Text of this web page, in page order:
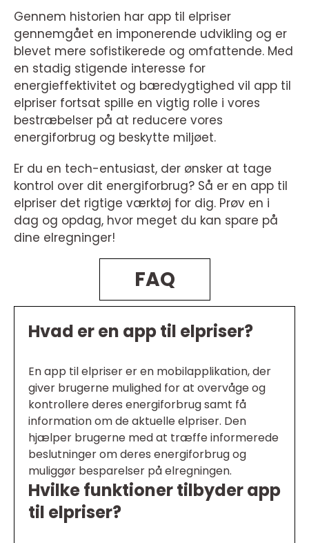
Gennem historien har app til elpriser
gennemgået en imponerende udvikling og er
blevet mere sofistikerede og omfattende. Med
en stadig stigende interesse for
energieffektivitet og bæredygtighed vil app til
elpriser fortsat spille en vigtig rolle i vores
bestræbelser på at reducere vores
energiforbrug og beskytte miljøet.
Er du en tech-entusiast, der ønsker at tage
kontrol over dit energiforbrug? Så er en app til
elpriser det rigtige værktøj for dig. Prøv en i
dag og opdag, hvor meget du kan spare på
dine elregninger!
FAQ
Hvad er en app til elpriser?
En app til elpriser er en mobilapplikation, der
giver brugerne mulighed for at overvåge og
kontrollere deres energiforbrug samt få
information om de aktuelle elpriser. Den
hjælper brugerne med at træffe informerede
beslutninger om deres energiforbrug og
muliggør besparelser på elregningen.
Hvilke funktioner tilbyder app
til elpriser?